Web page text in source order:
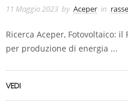
11 Maggio 2023 by Aceper in
Ricerca Aceper, Fotovoltaico:
per produzione di energia ...
VEDI